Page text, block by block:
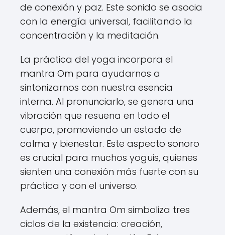
de conexión y paz. Este sonido se asocia
con la energía universal, facilitando la
concentración y la meditación.
La práctica del yoga incorpora el
mantra Om para ayudarnos a
sintonizarnos con nuestra esencia
interna. Al pronunciarlo, se genera una
vibración que resuena en todo el
cuerpo, promoviendo un estado de
calma y bienestar. Este aspecto sonoro
es crucial para muchos yoguis, quienes
sienten una conexión más fuerte con su
práctica y con el universo.
Además, el mantra Om simboliza tres
ciclos de la existencia: creación,